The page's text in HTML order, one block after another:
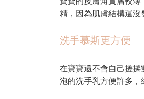
精，因為肌膚結構還沒
洗手慕斯更方便
在寶寶還不會自己搓
泡的洗手乳方便許多，